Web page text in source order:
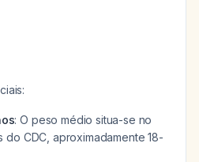
: O peso médio situa-se no
CDC, aproximadamente 18-